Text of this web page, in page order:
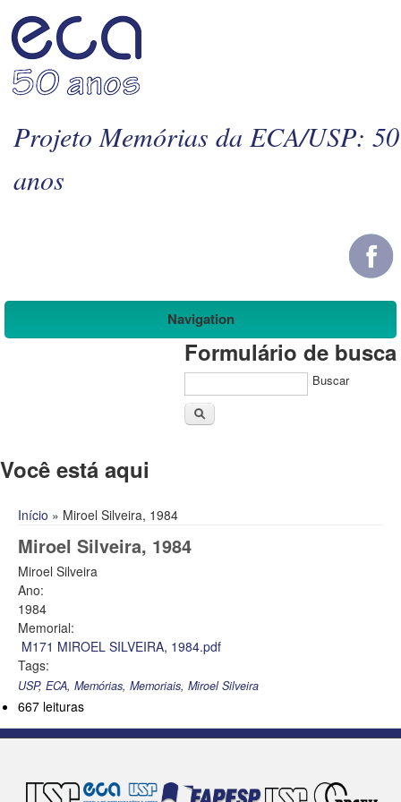
Projeto Memórias da ECA/USP: 50
anos
Navigation
Formulário de busca
Buscar
Você está aqui
Início » Miroel Silveira, 1984
Miroel Silveira, 1984
Miroel Silveira
Ano:
1984
Memorial:
M171 MIROEL SILVEIRA, 1984.pdf
Tags:
USP, ECA, Memórias, Memoriais, Miroel Silveira
667 leituras